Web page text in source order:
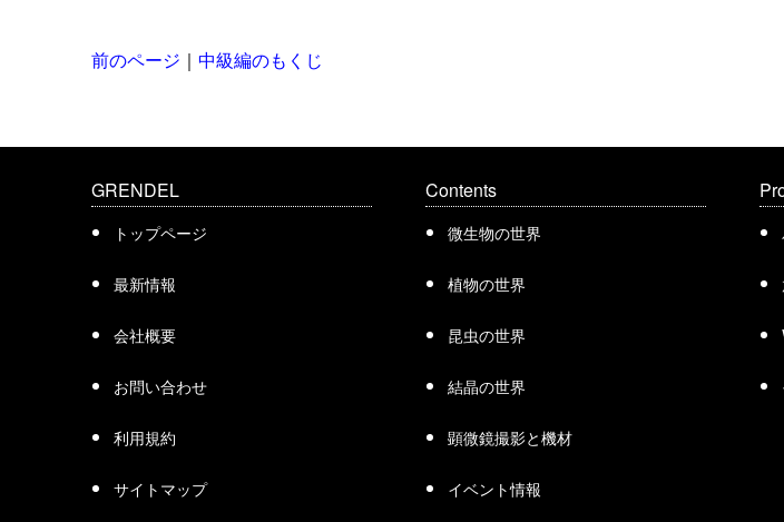
前のページ ｜ 中級編のもくじ
GRENDEL
トップページ
最新情報
会社概要
お問い合わせ
利用規約
サイトマップ
Contents
微生物の世界
植物の世界
昆虫の世界
結晶の世界
顕微鏡撮影と機材
イベント情報